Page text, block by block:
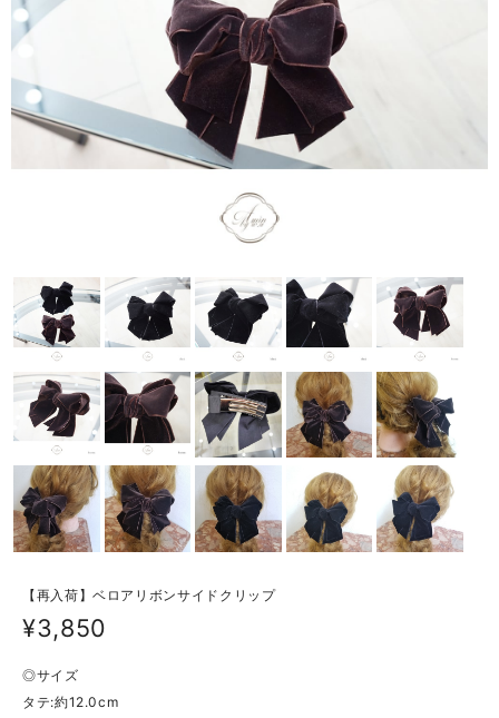
【再入荷】ベロアリボンサイドクリップ
¥3,850
◎サイズ
タテ:約12.0cm